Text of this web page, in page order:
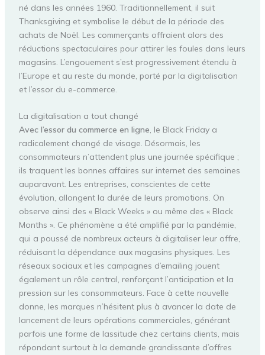
né dans les années 1960. Traditionnellement, il suit
Thanksgiving et symbolise le début de la période des
achats de Noël. Les commerçants offraient alors des
réductions spectaculaires pour attirer les foules dans leurs
magasins. L’engouement s’est progressivement étendu à
l’Europe et au reste du monde, porté par la digitalisation
et l’essor du e-commerce.
La digitalisation a tout changé
Avec l’essor du commerce en ligne, le Black Friday a
radicalement changé de visage. Désormais, les
consommateurs n’attendent plus une journée spécifique ;
ils traquent les bonnes affaires sur internet des semaines
auparavant. Les entreprises, conscientes de cette
évolution, allongent la durée de leurs promotions. On
observe ainsi des « Black Weeks » ou même des « Black
Months ». Ce phénomène a été amplifié par la pandémie,
qui a poussé de nombreux acteurs à digitaliser leur offre,
réduisant la dépendance aux magasins physiques. Les
réseaux sociaux et les campagnes d’emailing jouent
également un rôle central, renforçant l’anticipation et la
pression sur les consommateurs. Face à cette nouvelle
donne, les marques n’hésitent plus à avancer la date de
lancement de leurs opérations commerciales, générant
parfois une forme de lassitude chez certains clients, mais
répondant surtout à la demande grandissante d’offres